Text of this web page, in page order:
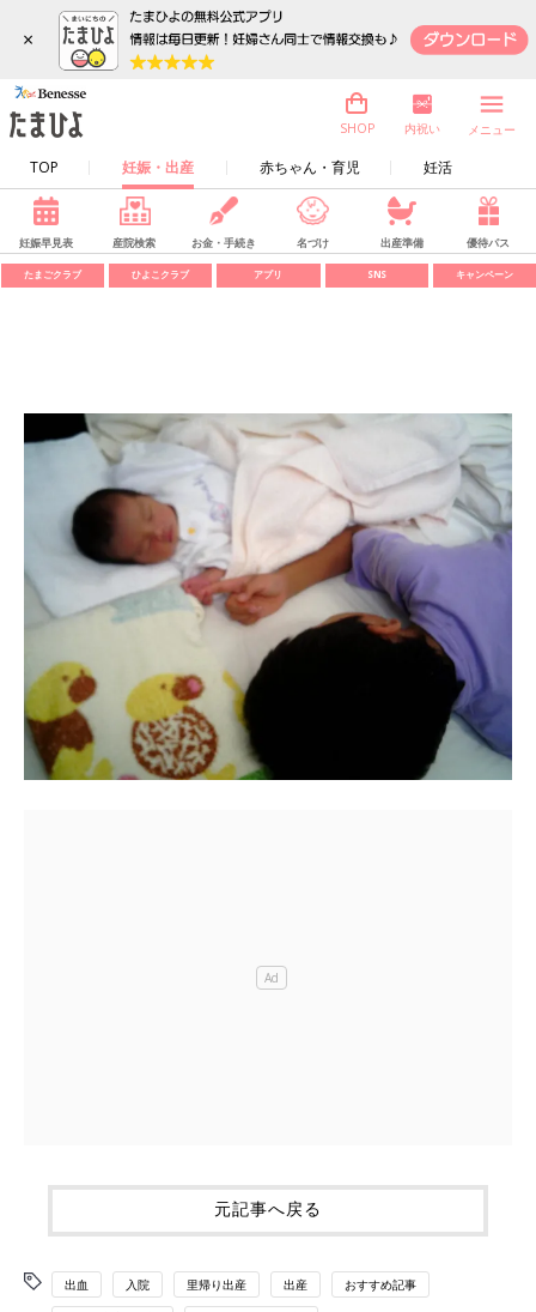
×
TOP 妊娠・出産 赤ちゃん・育児 妊活
SHOP 内祝い メニュー
妊娠早見表 産院検索 お金・手続き 名づけ 出産準備 優待パス
たまごクラブ ひよこクラブ アプリ SNS キャンペーン
元記事へ戻る
出血 入院 里帰り出産 出産 おすすめ記事